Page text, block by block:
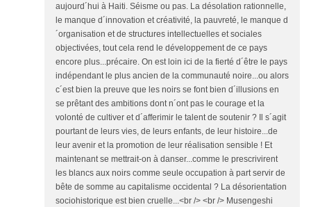
aujourd´hui à Haiti. Séisme ou pas. La désolation rationnelle,
le manque d´innovation et créativité, la pauvreté, le manque d
´organisation et de structures intellectuelles et sociales
objectivées, tout cela rend le développement de ce pays
encore plus...précaire. On est loin ici de la fierté d´être le pays
indépendant le plus ancien de la communauté noire...ou alors
c´est bien la preuve que les noirs se font bien d´illusions en
se prêtant des ambitions dont n´ont pas le courage et la
volonté de cultiver et d´afferimir le talent de soutenir ? Il s´agit
pourtant de leurs vies, de leurs enfants, de leur histoire...de
leur avenir et la promotion de leur réalisation sensible ! Et
maintenant se mettrait-on à danser...comme le prescrivirent
les blancs aux noirs comme seule occupation à part servir de
bête de somme au capitalisme occidental ? La désorientation
sociohistorique est bien cruelle...<br /> <br /> Musengeshi